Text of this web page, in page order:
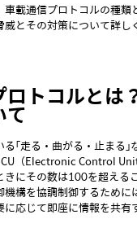
車載通信プロトコルの種類
とその対策について詳し
トコルとは
て
「走る・曲がる・止まる」
（Electronic Control
にその数は100を超える
機構を協調制御するために
応じて即座に情報を共有